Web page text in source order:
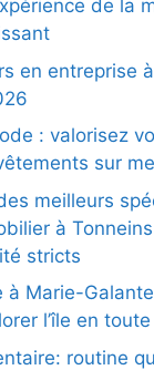
de la
en entreprise
: valorisez
sur
meilleurs
à
stricts
à Marie-
l’île en
routine